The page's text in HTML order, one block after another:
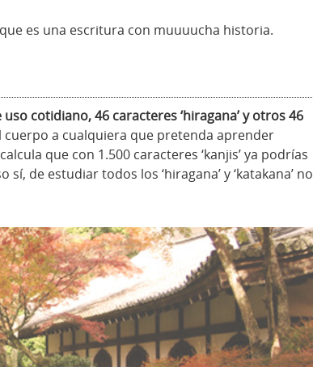
es una escritura con muuuucha historia.
cotidiano, 46 caracteres ‘hiragana’ y otros 46
a cualquiera que pretenda aprender
que con 1.500 caracteres ‘kanjis’ ya podrías
de estudiar todos los ‘hiragana’ y ‘katakana’ no